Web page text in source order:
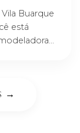
Buarque
está
→